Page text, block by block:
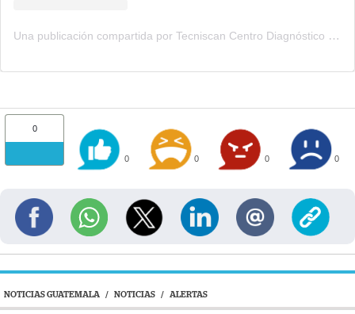
Una publicación compartida por Tecniscan Centro Diagnóstico (@tecniscan)
0
0 0 0 0
NOTICIAS GUATEMALA / NOTICIAS / ALERTAS